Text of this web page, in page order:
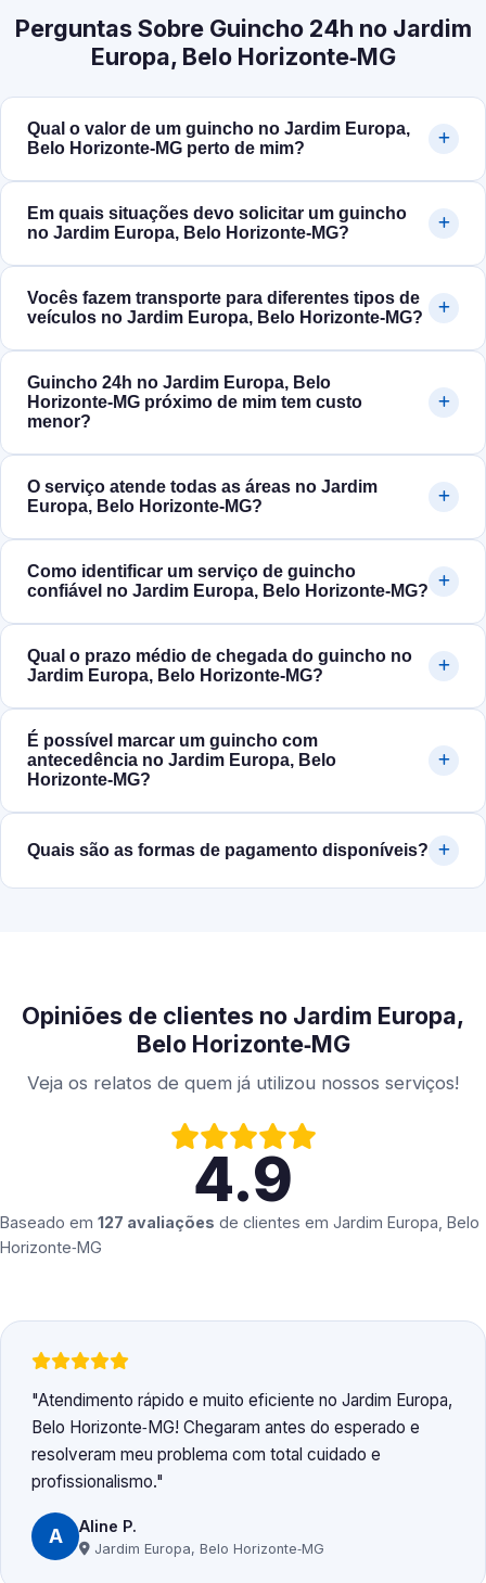
Perguntas Sobre Guincho 24h no Jardim
Europa, Belo Horizonte‑MG
Qual o valor de um guincho no Jardim Europa,
Belo Horizonte‑MG perto de mim?
Em quais situações devo solicitar um guincho
no Jardim Europa, Belo Horizonte‑MG?
Vocês fazem transporte para diferentes tipos de
veículos no Jardim Europa, Belo Horizonte‑MG?
Guincho 24h no Jardim Europa, Belo
Horizonte‑MG próximo de mim tem custo
menor?
O serviço atende todas as áreas no Jardim
Europa, Belo Horizonte‑MG?
Como identificar um serviço de guincho
confiável no Jardim Europa, Belo Horizonte‑MG?
Qual o prazo médio de chegada do guincho no
Jardim Europa, Belo Horizonte‑MG?
É possível marcar um guincho com
antecedência no Jardim Europa, Belo
Horizonte‑MG?
Quais são as formas de pagamento disponíveis?
Opiniões de clientes no Jardim Europa,
Belo Horizonte‑MG
Veja os relatos de quem já utilizou nossos serviços!
4.9
Baseado em 127 avaliações de clientes em Jardim Europa, Belo
Horizonte‑MG
Atendimento rápido e muito eficiente no Jardim Europa,
Belo Horizonte‑MG! Chegaram antes do esperado e
resolveram meu problema com total cuidado e
profissionalismo.
A Aline P.
Jardim Europa, Belo Horizonte‑MG